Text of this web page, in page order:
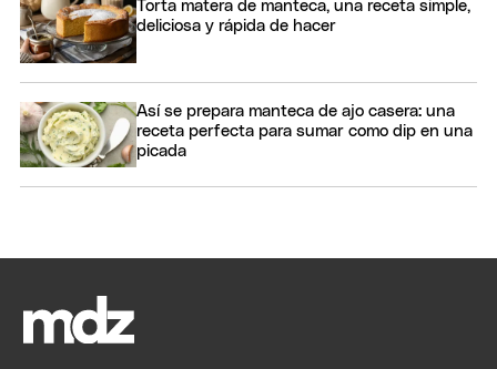
Torta matera de manteca, una receta simple,
deliciosa y rápida de hacer
Así se prepara manteca de ajo casera: una
receta perfecta para sumar como dip en una
picada